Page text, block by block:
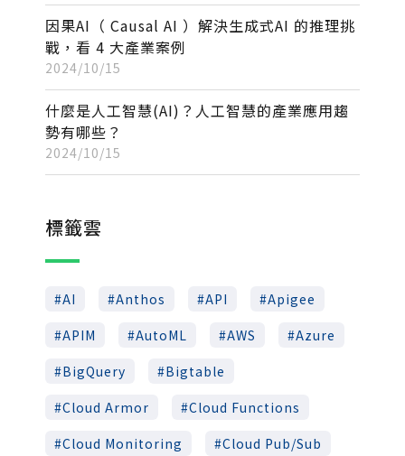
因果AI（ Causal AI ）解決生成式AI 的推理挑
戰，看 4 大產業案例
2024/10/15
什麼是人工智慧(AI)？人工智慧的產業應用趨
勢有哪些？
2024/10/15
標籤雲
AI Anthos API
Apigee
APIM
AutoML AWS
Azure
BigQuery
Bigtable
Cloud Armor
Cloud Functions
Cloud Monitoring
Cloud Pub/Sub